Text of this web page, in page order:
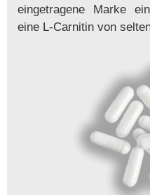
eingetragene Marke
eine L-Carnitin von